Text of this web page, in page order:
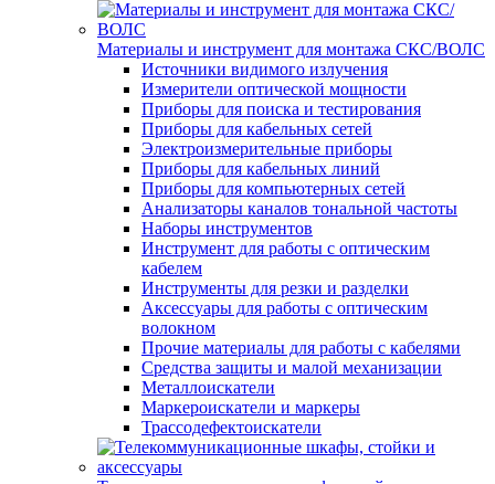
Материалы и инструмент для монтажа СКС/ВОЛС
Источники видимого излучения
Измерители оптической мощности
Приборы для поиска и тестирования
Приборы для кабельных сетей
Электроизмерительные приборы
Приборы для кабельных линий
Приборы для компьютерных сетей
Анализаторы каналов тональной частоты
Наборы инструментов
Инструмент для работы с оптическим
кабелем
Инструменты для резки и разделки
Аксессуары для работы с оптическим
волокном
Прочие материалы для работы с кабелями
Средства защиты и малой механизации
Металлоискатели
Маркероискатели и маркеры
Трассодефектоискатели